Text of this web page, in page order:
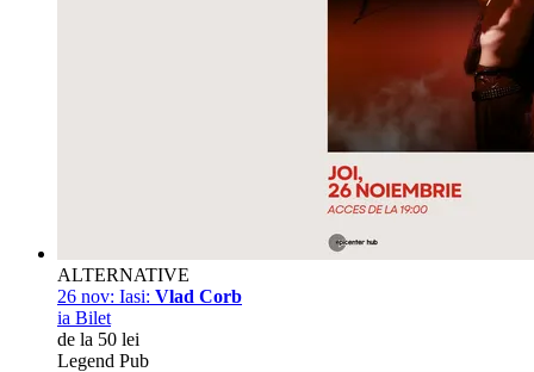
ALTERNATIVE
26 nov: Iasi: Vlad Corb
ia Bilet
de la 50 lei
Legend Pub